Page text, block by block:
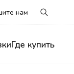
нам
Где купить